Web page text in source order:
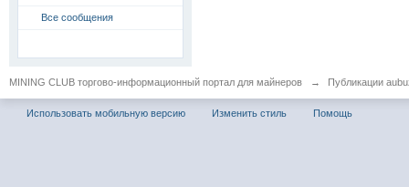
Все сообщения
MINING CLUB торгово-информационный портал для майнеров → Публикации
Использовать мобильную версию Изменить стиль Помощь